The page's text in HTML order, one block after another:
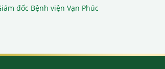
đốc Bệnh viện Vạn Phúc